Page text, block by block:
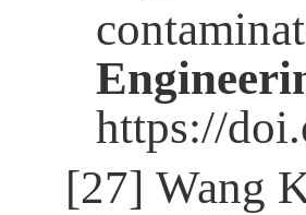
https://
[27] Wang